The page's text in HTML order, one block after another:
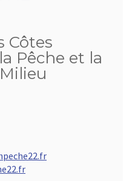
Côtes
Pêche et la